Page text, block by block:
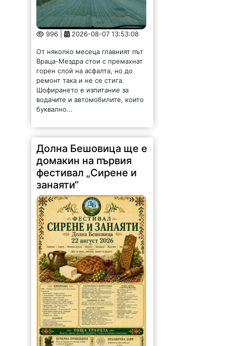
996 | 2026-08-07 13:53:08
От няколко месеца главният път
Враца-Мездра стои с премахнат
горен слой на асфалта, но до
ремонт така и не се стига.
Шофирането е изпитание за
водачите и автомобилите, които
буквално...
Долна Бешовица ще е
домакин на първия
фестивал „Сирене и
занаяти“